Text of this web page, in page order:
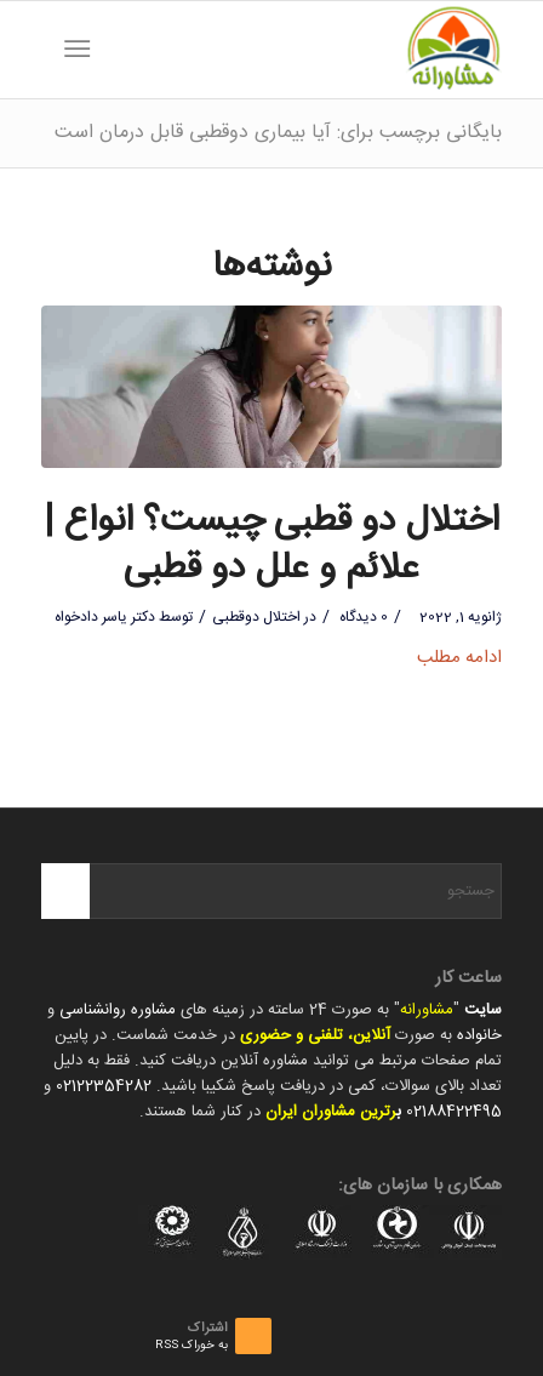
بایگانی برچسب برای: آیا بیماری دوقطبی قابل درمان است
نوشته‌ها
اختلال دو قطبی چیست؟ انواع |
علائم و علل دو قطبی
ژانویه 1, 2022 / 0 دیدگاه / دراختلال دوقطبی / توسطدکتر یاسر دادخواه
ادامه مطلب
ساعت کار
سایت"مشاورانه" به صورت 24 ساعته در زمینه های مشاوره روانشناسی و
خانوادهبه صورتآنلاین، تلفنی و حضوریدر خدمت شماست. در پایین
تمام صفحات مرتبط می توانید مشاوره آنلاین دریافت کنید. فقط به دلیل
تعداد بالای سوالات، کمی در دریافت پاسخ شکیبا باشید. 02122354282 و
02188422495 برترین مشاوران ایراندر کنار شما هستند.
همکاری با سازمان های:
اشتراک
به خوراک RSS